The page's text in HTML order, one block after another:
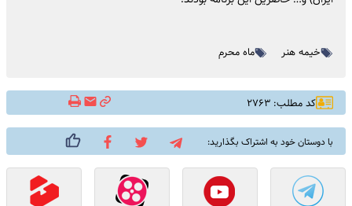
خیمه هنر ماه محرم
کد مطلب: ۲۷۶۳
با دوستان خود به اشتراک بگذارید: